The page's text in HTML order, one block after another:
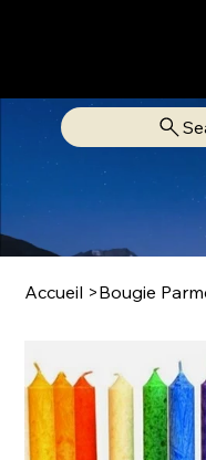
Accueil >Bougie
LIBRAIRIE SPIRITUELLE